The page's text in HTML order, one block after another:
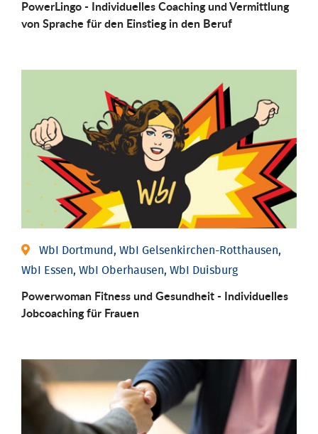
PowerLingo - Individuelles Coaching und Vermittlung
von Sprache für den Einstieg in den Beruf
WbI Dortmund, WbI Gelsenkirchen-Rotthausen,
WbI Essen, WbI Oberhausen, WbI Duisburg
Powerwoman Fitness und Gesund­heit - Individu­elles
Job­coaching für Frauen